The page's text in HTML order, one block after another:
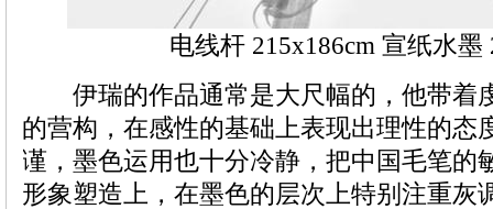
电线杆 215x186cm 宣纸水墨
伊瑞的作品通常是大尺幅的，他带着
的营构，在感性的基础上表现出理性的态
谨，墨色运用也十分冷静，把中国毛笔的
形象塑造上，在墨色的层次上特别注重灰